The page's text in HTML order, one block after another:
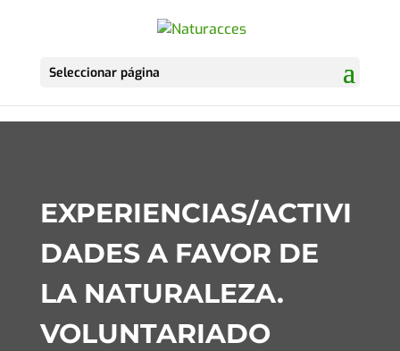
Seleccionar página
EXPERIENCIAS/ACTIVI
DADES A FAVOR DE
LA NATURALEZA.
VOLUNTARIADO